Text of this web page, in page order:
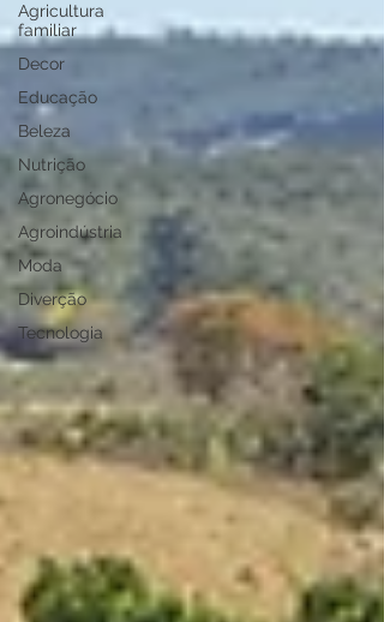
Agricultura
familiar
Decor
Educação
Beleza
Nutrição
Agronegócio
Agroindústria
Moda
Diverção
Tecnologia